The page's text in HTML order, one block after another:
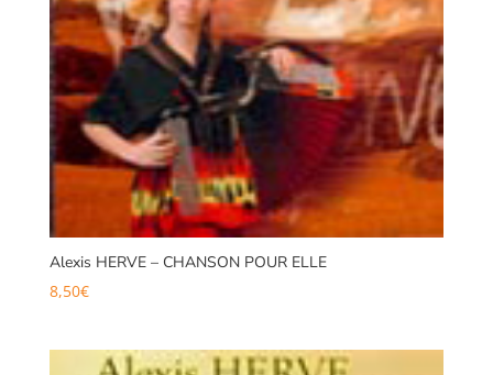
Alexis HERVE – CHANSON POUR ELLE
8,50€